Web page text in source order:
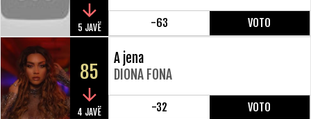
5 JAVË -63 VOTO
85
4 JAVË
A jena
DIONA FONA
-32 VOTO